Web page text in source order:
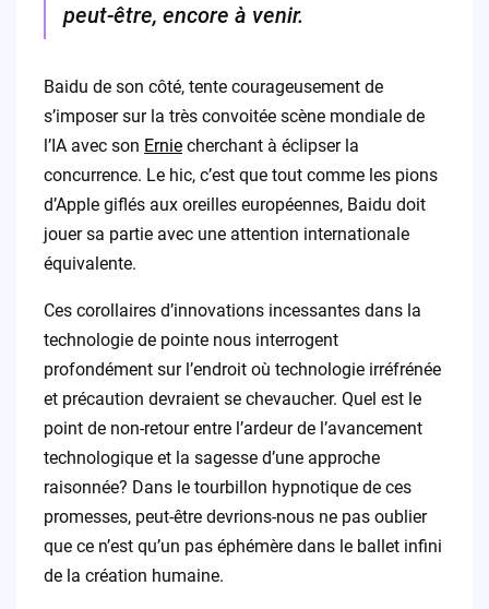
peut-être, encore à venir.
Baidu de son côté, tente courageusement de
s’imposer sur la très convoitée scène mondiale de
l’IA avec son Erniecherchant à éclipser la
concurrence. Le hic, c’est que tout comme les pions
d’Apple giflés aux oreilles européennes, Baidu doit
jouer sa partie avec une attention internationale
équivalente.
Ces corollaires d’innovations incessantes dans la
technologie de pointe nous interrogent
profondément sur l’endroit où technologie irréfrénée
et précaution devraient se chevaucher. Quel est le
point de non-retour entre l’ardeur de l’avancement
technologique et la sagesse d’une approche
raisonnée? Dans le tourbillon hypnotique de ces
promesses, peut-être devrions-nous ne pas oublier
que ce n’est qu’un pas éphémère dans le ballet infini
de la création humaine.